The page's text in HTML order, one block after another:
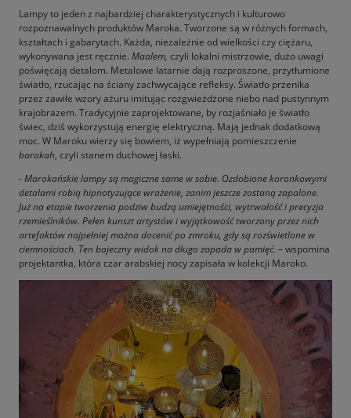
Lampy to jeden z najbardziej charakterystycznych i kulturowo
rozpoznawalnych produktów Maroka. Tworzone są w różnych formach,
kształtach i gabarytach. Każda, niezależnie od wielkości czy ciężaru,
wykonywana jest ręcznie. Maalem, czyli lokalni mistrzowie, dużo uwagi
poświęcają detalom. Metalowe latarnie dają rozproszone, przytłumione
światło, rzucając na ściany zachwycające refleksy. Światło przenika
przez zawiłe wzory ażuru imitując rozgwieżdżone niebo nad pustynnym
krajobrazem. Tradycyjnie zaprojektowane, by rozjaśniało je światło
świec, dziś wykorzystują energię elektryczną. Mają jednak dodatkową
moc. W Maroku wierzy się bowiem, iż wypełniają pomieszczenie
barakah, czyli stanem duchowej łaski.
-Marokańskie lampy są magiczne same w sobie. Ozdobione koronkowymi
detalami robią hipnotyzujące wrażenie, zanim jeszcze zostaną zapalone.
Już na etapie tworzenia podziw budzą umiejętności, wytrwałość i precyzja
rzemieślników. Pełen kunszt artystów i wyjątkowość tworzony przez nich
artefaktów najpełniej można docenić po zmroku, gdy są rozświetlone w
ciemnościach. Ten bajeczny widok na długo zapada w pamięć. – wspomina
projektantka, która czar arabskiej nocy zapisała w kolekcji Maroko.